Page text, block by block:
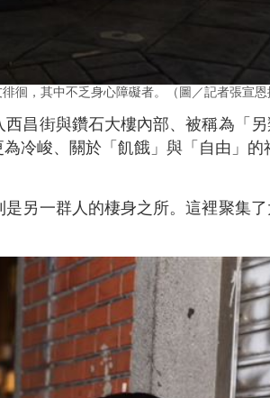
徊，其中不乏身心障礙者。（圖／記者張宣恩
昌街與鑽石大樓內部、被稱為「
冷峻、關於「飢餓」與「自由」的
另一群人的棲身之所。這裡聚集